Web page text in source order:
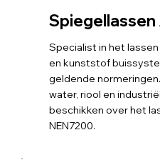
Specialist in het
en kunststof
geldende
water, riool en
beschikken over het
NEN7200.